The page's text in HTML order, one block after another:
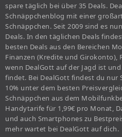
spare täglich bei über 35 Deals.
Schnäppchenblog mit einer
Schnäppchen. Seit 2009 sind es
Deals. In den täglichen Deals
besten Deals aus den Bereichen
Finanzen (Kredite und Girokonto),
wenn DealGott auf der Jagd ist
findet. Bei DealGott findest du nur
10% unter dem besten
Schnäppchen aus dem
Handytarife für 1,99€ pro Monat,
und auch Smartphones zu
mehr wartet bei DealGott auf dich.